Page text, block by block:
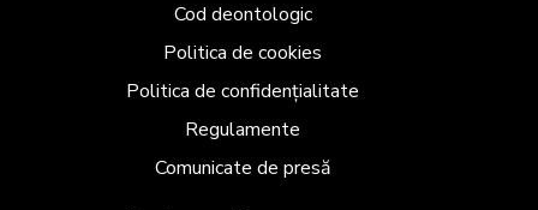
Cod deontologic
Politica de cookies
Politica de confidențialitate
Regulamente
Comunicate de presă